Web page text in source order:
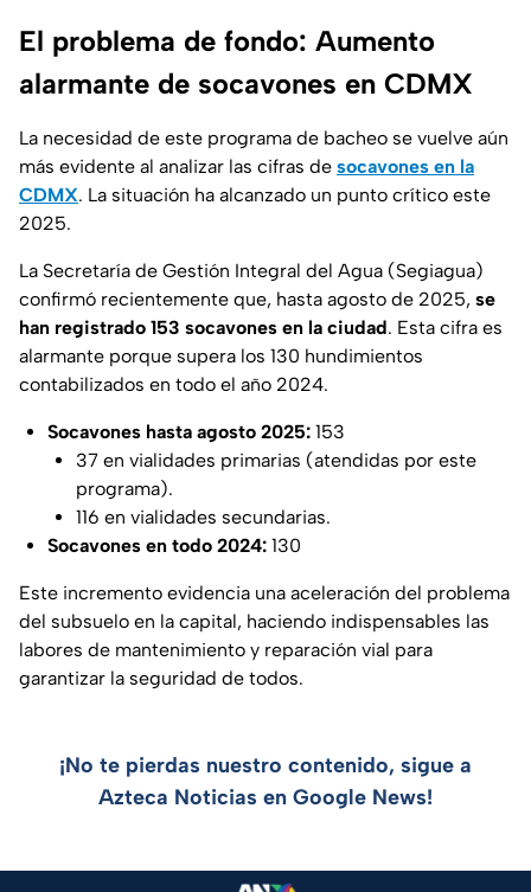
El problema de fondo: Aumento
alarmante de socavones en CDMX
La necesidad de este programa de bacheo se vuelve aún
más evidente al analizar las cifras de socavones en la
CDMX. La situación ha alcanzado un punto crítico este
2025.
La Secretaría de Gestión Integral del Agua (Segiagua)
confirmó recientemente que, hasta agosto de 2025, se
han registrado 153 socavones en la ciudad. Esta cifra es
alarmante porque supera los 130 hundimientos
contabilizados en todo el año 2024.
Socavones hasta agosto 2025: 153
37 en vialidades primarias (atendidas por este
programa).
116 en vialidades secundarias.
Socavones en todo 2024: 130
Este incremento evidencia una aceleración del problema
del subsuelo en la capital, haciendo indispensables las
labores de mantenimiento y reparación vial para
garantizar la seguridad de todos.
¡No te pierdas nuestro contenido, sigue a
Azteca Noticias en Google News!